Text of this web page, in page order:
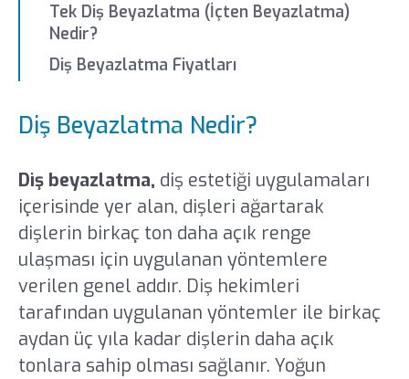
Tek Diş Beyazlatma (İçten Beyazlatma)
Nedir?
Diş Beyazlatma Fiyatları
Diş Beyazlatma Nedir?
Diş beyazlatma, diş estetiği uygulamaları
içerisinde yer alan, dişleri ağartarak
dişlerin birkaç ton daha açık renge
ulaşması için uygulanan yöntemlere
verilen genel addır. Diş hekimleri
tarafından uygulanan yöntemler ile birkaç
aydan üç yıla kadar dişlerin daha açık
tonlara sahip olması sağlanır. Yoğun